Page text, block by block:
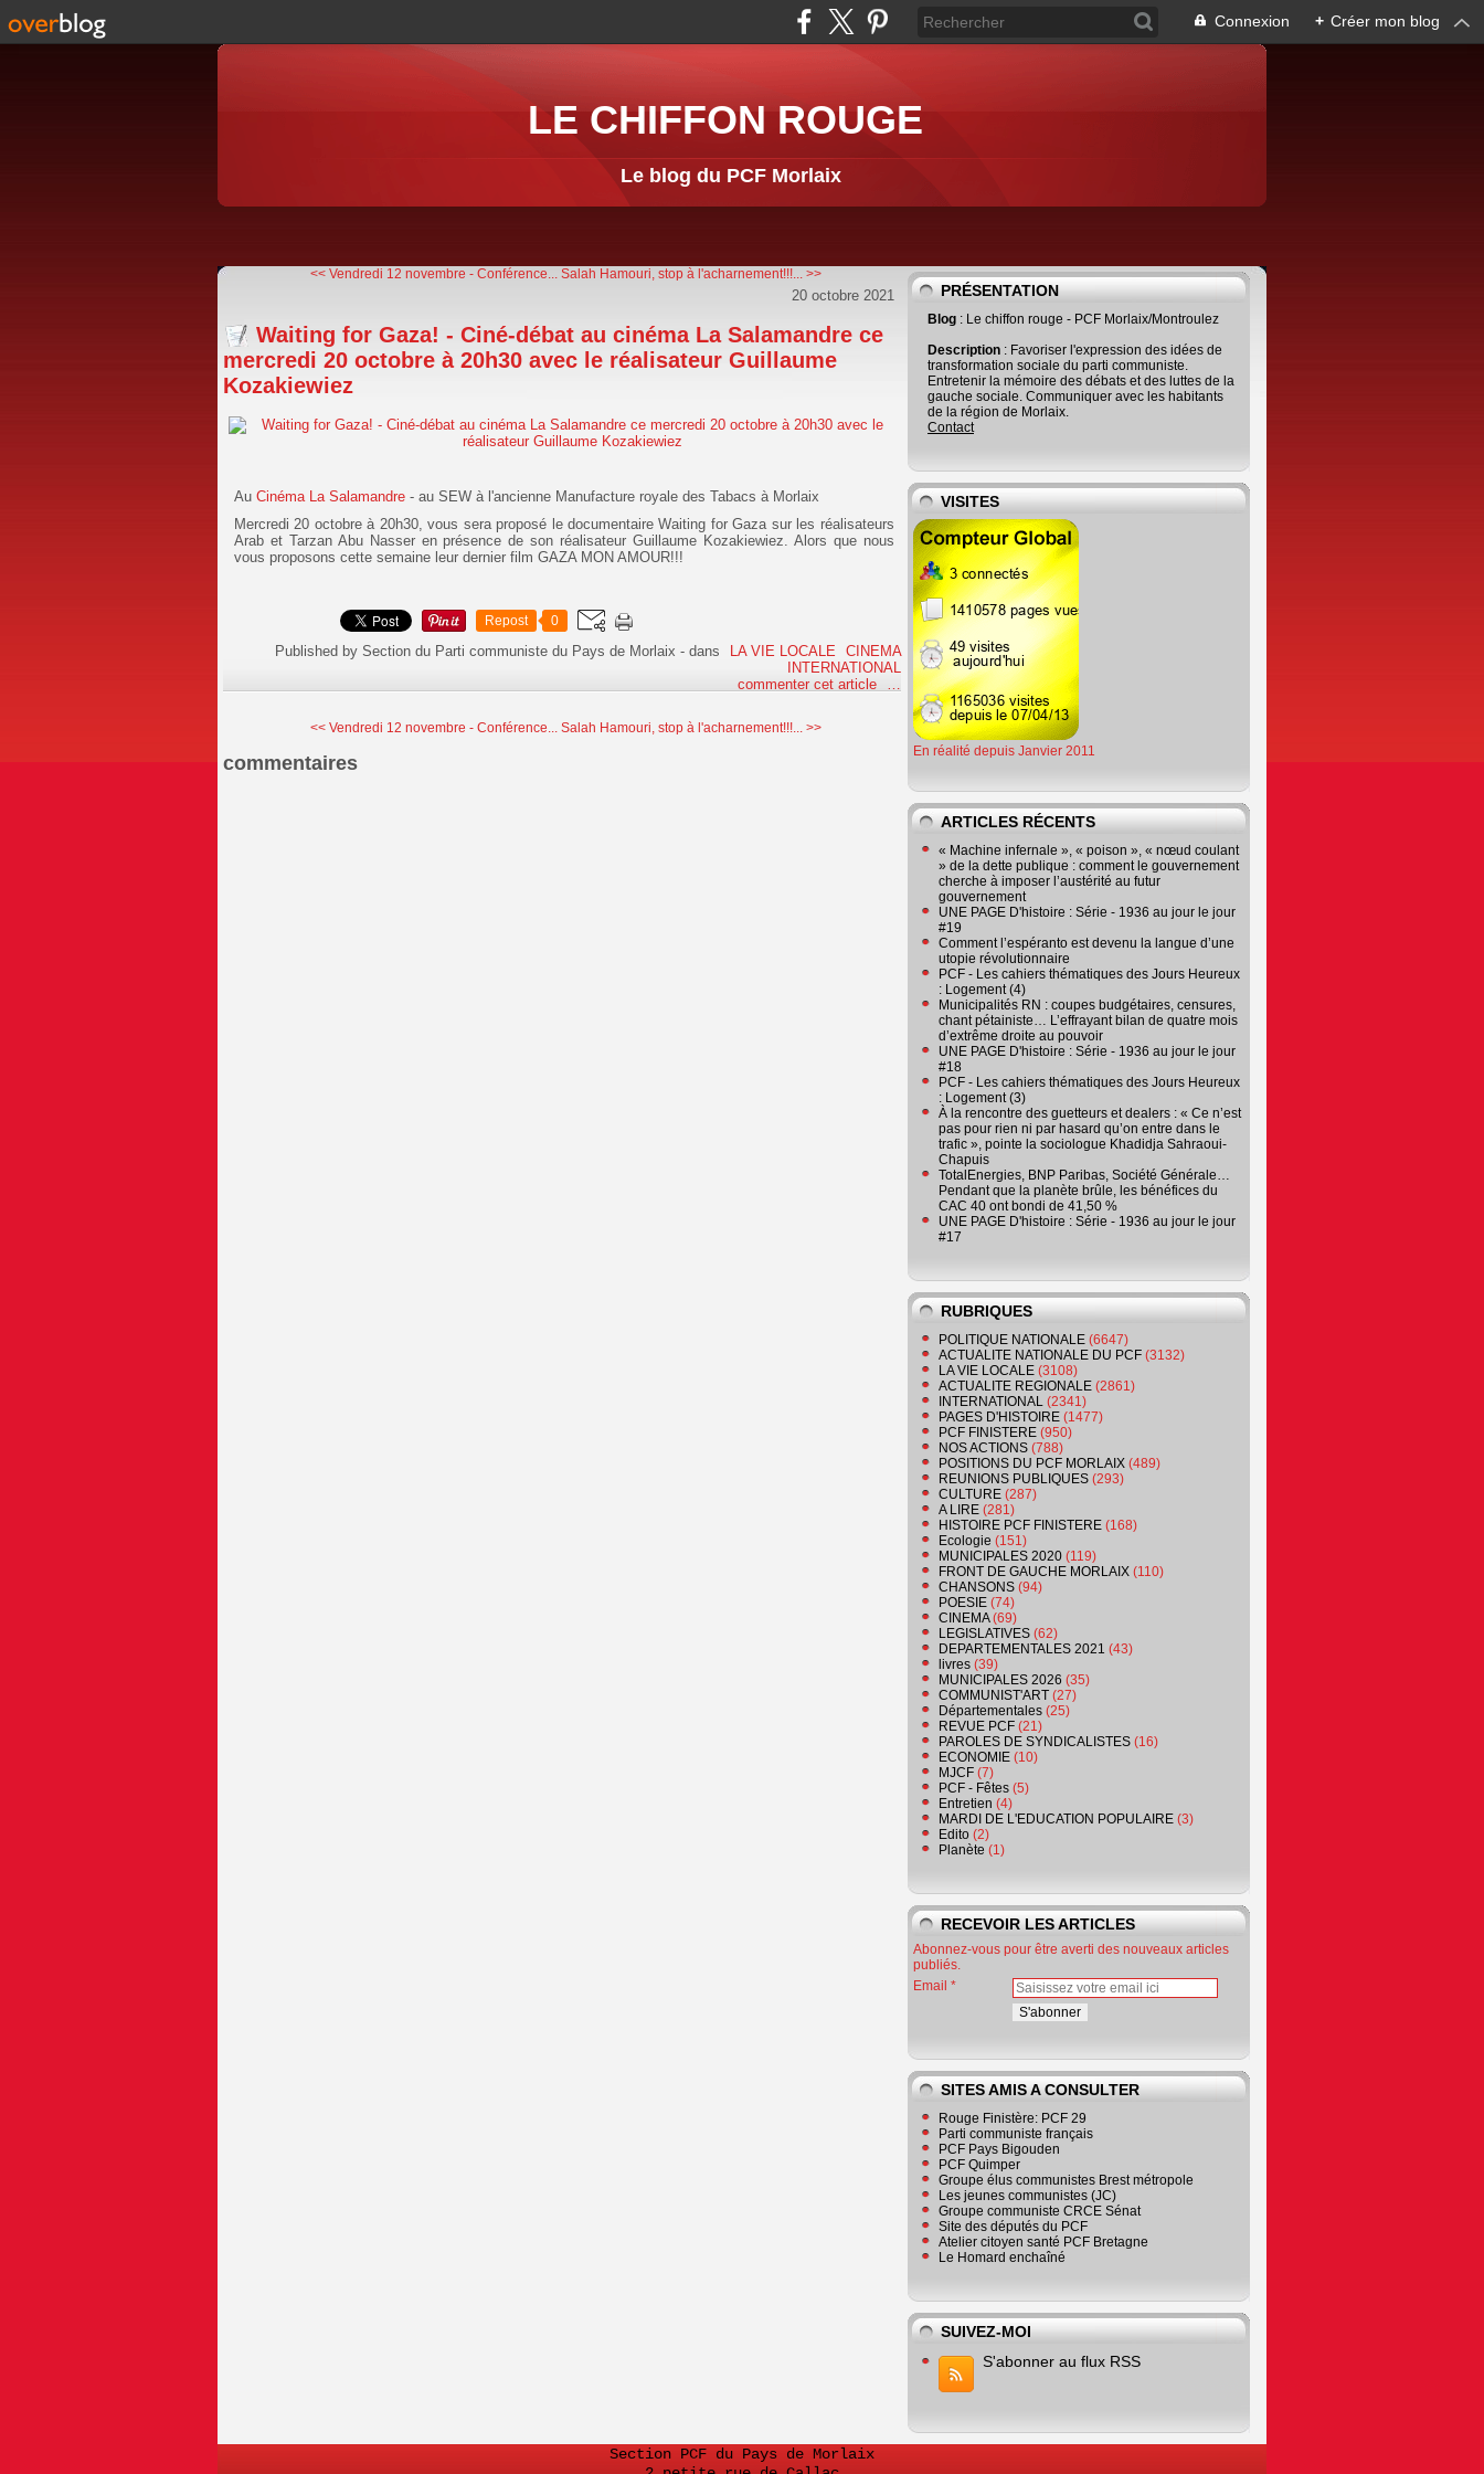
Connexion + Créer mon blog
LE CHIFFON ROUGE
Le blog du PCF Morlaix
<< Vendredi 12 novembre - Conférence... Salah Hamouri, stop à l'acharnement!!!... >>
20 octobre 2021
Waiting for Gaza! - Ciné-débat au cinéma La Salamandre ce
mercredi 20 octobre à 20h30 avec le réalisateur Guillaume
Kozakiewiez
Au Cinéma La Salamandre - au SEW à l'ancienne Manufacture royale des Tabacs à Morlaix
Mercredi 20 octobre à 20h30, vous sera proposé le documentaire Waiting for Gaza sur les réalisateurs
Arab et Tarzan Abu Nasser en présence de son réalisateur Guillaume Kozakiewiez. Alors que nous
vous proposons cette semaine leur dernier film GAZA MON AMOUR!!!
Repost 0
Published by Section du Parti communiste du Pays de Morlaix -dans LA VIE LOCALE
CINEMA
INTERNATIONAL
commenter cet article
…
<< Vendredi 12 novembre - Conférence... Salah Hamouri, stop à l'acharnement!!!... >>
commentaires
PRÉSENTATION
Blog : Le chiffon rouge - PCF Morlaix/Montroulez
Description : Favoriser l'expression des idées de
transformation sociale du parti communiste.
Entretenir la mémoire des débats et des luttes de la
gauche sociale. Communiquer avec les habitants
de la région de Morlaix.
Contact
VISITES
En réalité depuis Janvier 2011
ARTICLES RÉCENTS
« Machine infernale », « poison », « nœud coulant
» de la dette publique : comment le gouvernement
cherche à imposer l’austérité au futur
gouvernement
UNE PAGE D'histoire : Série - 1936 au jour le jour
#19
Comment l’espéranto est devenu la langue d’une
utopie révolutionnaire
PCF - Les cahiers thématiques des Jours Heureux
: Logement (4)
Municipalités RN : coupes budgétaires, censures,
chant pétainiste… L’effrayant bilan de quatre mois
d’extrême droite au pouvoir
UNE PAGE D'histoire : Série - 1936 au jour le jour
#18
PCF - Les cahiers thématiques des Jours Heureux
: Logement (3)
À la rencontre des guetteurs et dealers : « Ce n’est
pas pour rien ni par hasard qu’on entre dans le
trafic », pointe la sociologue Khadidja Sahraoui-
Chapuis
TotalEnergies, BNP Paribas, Société Générale…
Pendant que la planète brûle, les bénéfices du
CAC 40 ont bondi de 41,50 %
UNE PAGE D'histoire : Série - 1936 au jour le jour
#17
RUBRIQUES
POLITIQUE NATIONALE (6647)
ACTUALITE NATIONALE DU PCF (3132)
LA VIE LOCALE (3108)
ACTUALITE REGIONALE (2861)
INTERNATIONAL (2341)
PAGES D'HISTOIRE (1477)
PCF FINISTERE (950)
NOS ACTIONS (788)
POSITIONS DU PCF MORLAIX (489)
REUNIONS PUBLIQUES (293)
CULTURE (287)
A LIRE (281)
HISTOIRE PCF FINISTERE (168)
Ecologie (151)
MUNICIPALES 2020 (119)
FRONT DE GAUCHE MORLAIX (110)
CHANSONS (94)
POESIE (74)
CINEMA(69)
LEGISLATIVES (62)
DEPARTEMENTALES 2021 (43)
livres (39)
MUNICIPALES 2026 (35)
COMMUNIST'ART (27)
Départementales (25)
REVUE PCF (21)
PAROLES DE SYNDICALISTES (16)
ECONOMIE (10)
MJCF (7)
PCF - Fêtes (5)
Entretien (4)
MARDI DE L'EDUCATION POPULAIRE (3)
Edito (2)
Planète (1)
RECEVOIR LES ARTICLES
Abonnez-vous pour être averti des nouveaux articles
publiés.
Email
SITES AMIS A CONSULTER
Rouge Finistère: PCF 29
Parti communiste français
PCF Pays Bigouden
PCF Quimper
Groupe élus communistes Brest métropole
Les jeunes communistes (JC)
Groupe communiste CRCE Sénat
Site des députés du PCF
Atelier citoyen santé PCF Bretagne
Le Homard enchaîné
SUIVEZ-MOI
S'abonner au flux RSS
Section PCF du Pays de Morlaix